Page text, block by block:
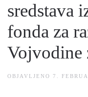
sredstava
fonda za
Vojvodine
OBJAVLJENO 7.